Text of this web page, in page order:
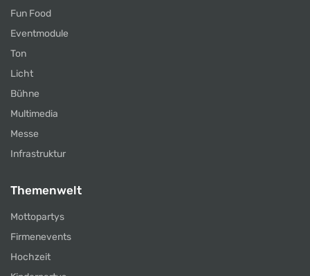
Fun Food
Eventmodule
Ton
Licht
Bühne
Multimedia
Messe
Infrastruktur
Themenwelt
Mottopartys
Firmenevents
Hochzeit